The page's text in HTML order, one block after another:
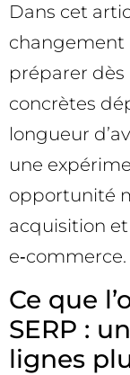
Dans cet
changement
préparer
concrètes
longueur
une
opportunité
acquisition
e‑commerce.
Ce que
SERP :
lignes